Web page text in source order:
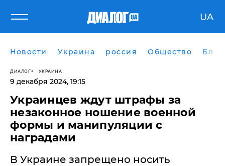
UA
Новости Украина россия Общество
ДИАЛОГ УКРАИНА
9 декабря 2024, 19:15
Украинцев ждут штрафы за
незаконное ношение военной
формы и манипуляции с
наградами
В Украине запрещено носить